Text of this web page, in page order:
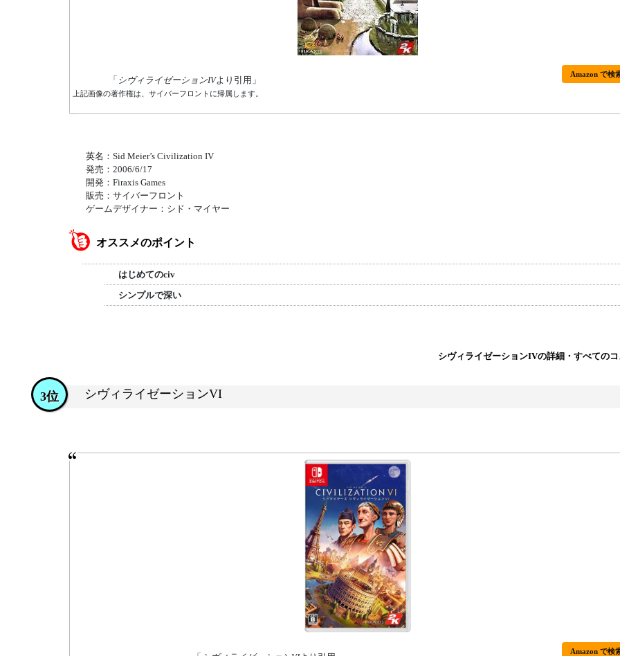
「 シヴィライゼーションIVより引用」
上記画像の著作権は、サイバーフロントに帰属します。
Amazon で検
英名：Sid Meier’s Civilization IV
発売：2006/6/17
開発：Firaxis Games
販売：サイバーフロント
ゲームデザイナー：シド・マイヤー
オススメのポイント
はじめてのciv
シンプルで深い
シヴィライゼーションIVの詳細・すべての
シヴィライゼーションVI
3位
Amazon で検